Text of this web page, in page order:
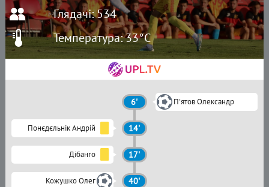
Глядачі: 534
Температура: 33°C
6' П'ятов Олександр
Понєдєльнік Андрій 14'
Дібанго 17'
Кожушко Олег 40'